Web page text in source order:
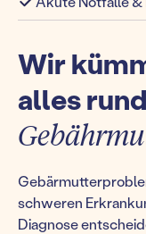
Wir
alles
schweren
Diagnose